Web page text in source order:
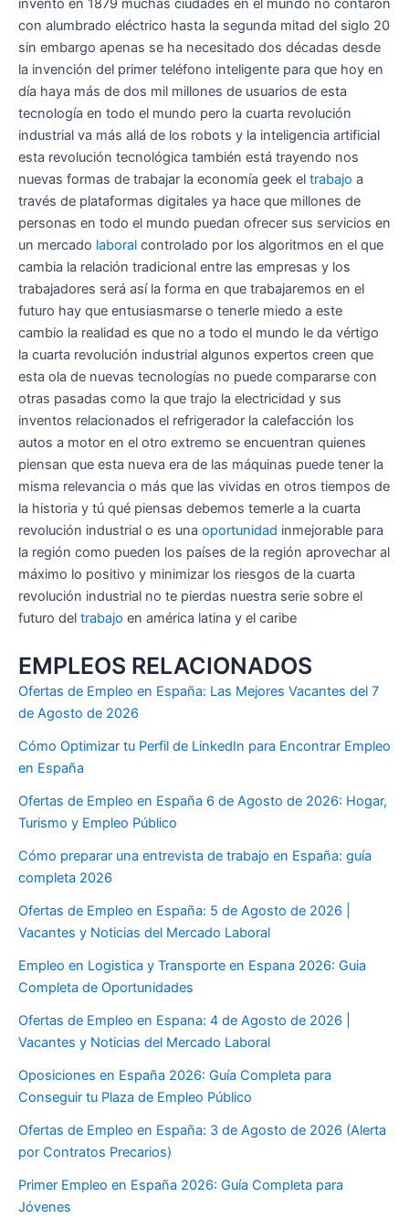
inventó en 1879 muchas ciudades en el mundo no contaron
con alumbrado eléctrico hasta la segunda mitad del siglo 20
sin embargo apenas se ha necesitado dos décadas desde
la invención del primer teléfono inteligente para que hoy en
día haya más de dos mil millones de usuarios de esta
tecnología en todo el mundo pero la cuarta revolución
industrial va más allá de los robots y la inteligencia artificial
esta revolución tecnológica también está trayendo nos
nuevas formas de trabajar la economía geek el trabajo a
través de plataformas digitales ya hace que millones de
personas en todo el mundo puedan ofrecer sus servicios en
un mercado laboral controlado por los algoritmos en el que
cambia la relación tradicional entre las empresas y los
trabajadores será así la forma en que trabajaremos en el
futuro hay que entusiasmarse o tenerle miedo a este
cambio la realidad es que no a todo el mundo le da vértigo
la cuarta revolución industrial algunos expertos creen que
esta ola de nuevas tecnologías no puede compararse con
otras pasadas como la que trajo la electricidad y sus
inventos relacionados el refrigerador la calefacción los
autos a motor en el otro extremo se encuentran quienes
piensan que esta nueva era de las máquinas puede tener la
misma relevancia o más que las vividas en otros tiempos de
la historia y tú qué piensas debemos temerle a la cuarta
revolución industrial o es una oportunidad inmejorable para
la región como pueden los países de la región aprovechar al
máximo lo positivo y minimizar los riesgos de la cuarta
revolución industrial no te pierdas nuestra serie sobre el
futuro del trabajo en américa latina y el caribe
EMPLEOS RELACIONADOS
Ofertas de Empleo en España: Las Mejores Vacantes del 7
de Agosto de 2026
Cómo Optimizar tu Perfil de LinkedIn para Encontrar Empleo
en España
Ofertas de Empleo en España 6 de Agosto de 2026: Hogar,
Turismo y Empleo Público
Cómo preparar una entrevista de trabajo en España: guía
completa 2026
Ofertas de Empleo en España: 5 de Agosto de 2026 |
Vacantes y Noticias del Mercado Laboral
Empleo en Logistica y Transporte en Espana 2026: Guia
Completa de Oportunidades
Ofertas de Empleo en Espana: 4 de Agosto de 2026 |
Vacantes y Noticias del Mercado Laboral
Oposiciones en España 2026: Guía Completa para
Conseguir tu Plaza de Empleo Público
Ofertas de Empleo en España: 3 de Agosto de 2026 (Alerta
por Contratos Precarios)
Primer Empleo en España 2026: Guía Completa para
Jóvenes